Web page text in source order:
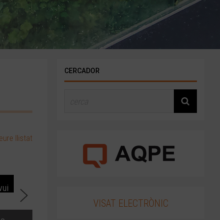
llistat
CERCADOR
VISAT ELECTRÒNIC